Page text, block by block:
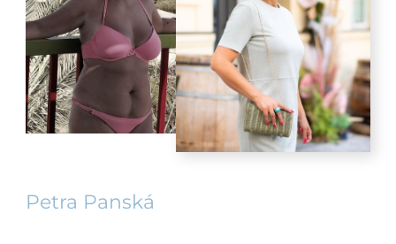
Petra Panská